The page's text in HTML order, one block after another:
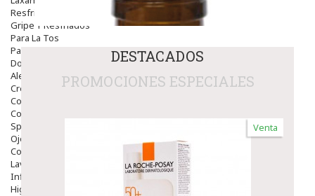
Resfriados
Gripe Y Resfriados
Para La Tos
Para Descongestionar La Nariz
Dolor De Garganta
Alergias Y Picaduras
Cremas
Comprimidos
Colirios
Sprays
Ojos Y Oidos
Congestión
Lavado Ojos
Inflamación Del Oido (otitis)
Higiene Oido
DESTACADOS
PROMOCIONES ESPECIALES
Venta